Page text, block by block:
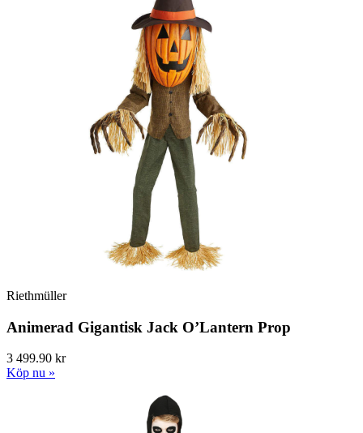
Riethmüller
Animerad Gigantisk Jack O’Lantern Prop
3 499.90 kr
Köp nu »